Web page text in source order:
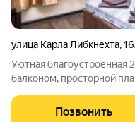
улица Карла Либкнехта,
Уютная благоустроенная
балконом, просторной
прекрасно подойдет для
Позвонить